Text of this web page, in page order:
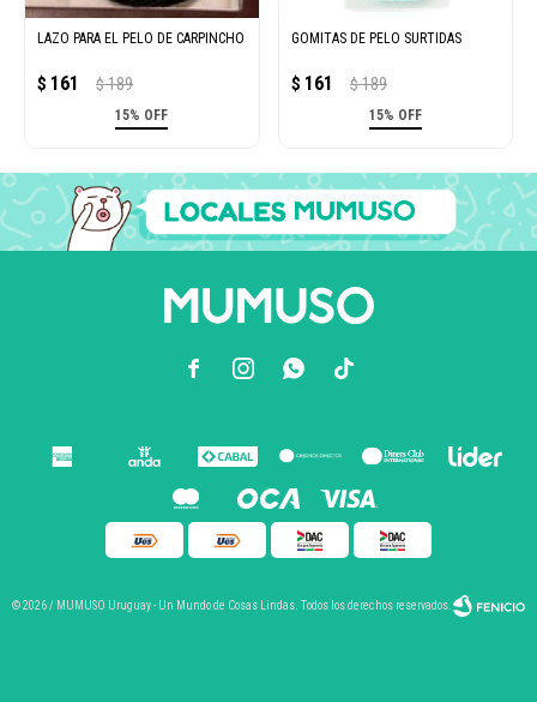
LAZO PARA EL PELO DE CARPINCHO
$ 161 $ 189
15% OFF
GOMITAS DE PELO SURTIDAS
$ 161 $ 189
15% OFF
  
© 2026 / MUMUSO Uruguay - Un Mundo de Cosas Lindas. Todos los derechos reservados.